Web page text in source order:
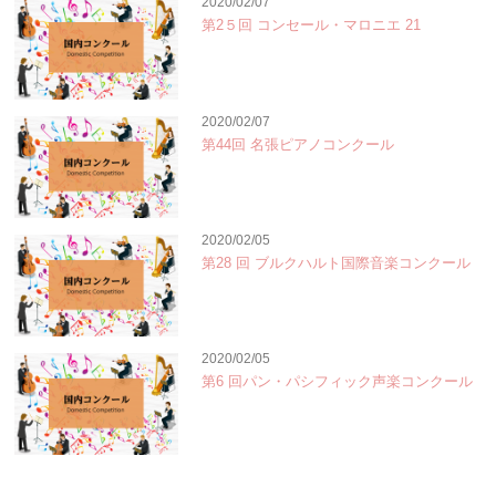
第2５回 コンセール・マロニエ 21
2020/02/07
第44回 名張ピアノコンクール
2020/02/05
第28 回 ブルクハルト国際音楽コンクール
2020/02/05
第6 回パン・パシフィック声楽コンクール